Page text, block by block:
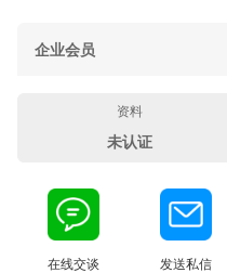
企业会员
资料
未认证
在线交谈 发送私信